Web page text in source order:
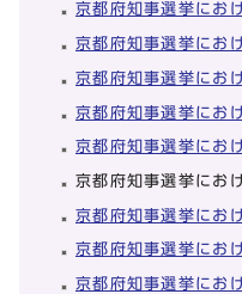
京都府知事選挙にお
京都府知事選挙にお
京都府知事選挙にお
京都府知事選挙にお
京都府知事選挙にお
京都府知事選挙にお
京都府知事選挙にお
京都府知事選挙にお
京都府知事選挙にお